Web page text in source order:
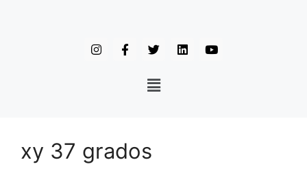
xy 37 grados